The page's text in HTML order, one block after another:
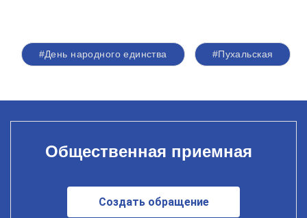
#День народного единства #Пухальская
Общественная приемная
Создать обращение